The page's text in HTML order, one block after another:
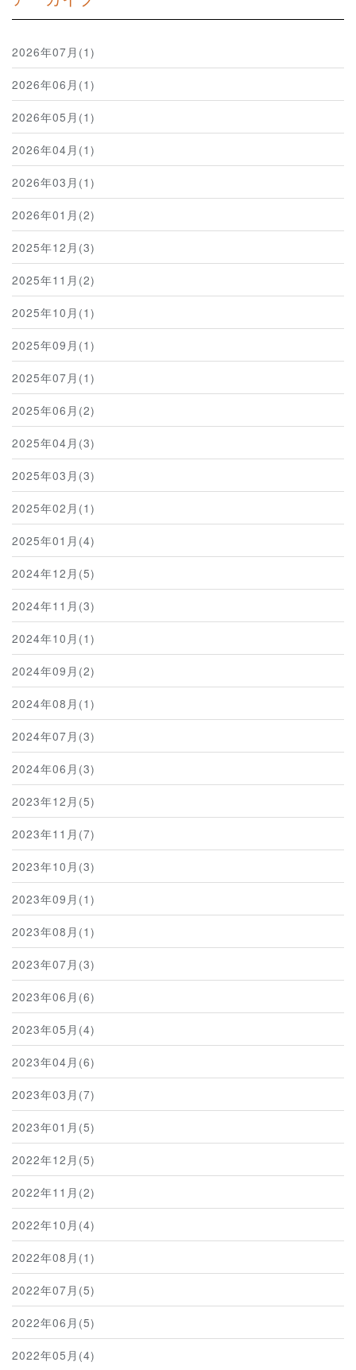
2026年07月(1)
2026年06月(1)
2026年05月(1)
2026年04月(1)
2026年03月(1)
2026年01月(2)
2025年12月(3)
2025年11月(2)
2025年10月(1)
2025年09月(1)
2025年07月(1)
2025年06月(2)
2025年04月(3)
2025年03月(3)
2025年02月(1)
2025年01月(4)
2024年12月(5)
2024年11月(3)
2024年10月(1)
2024年09月(2)
2024年08月(1)
2024年07月(3)
2024年06月(3)
2023年12月(5)
2023年11月(7)
2023年10月(3)
2023年09月(1)
2023年08月(1)
2023年07月(3)
2023年06月(6)
2023年05月(4)
2023年04月(6)
2023年03月(7)
2023年01月(5)
2022年12月(5)
2022年11月(2)
2022年10月(4)
2022年08月(1)
2022年07月(5)
2022年06月(5)
2022年05月(4)